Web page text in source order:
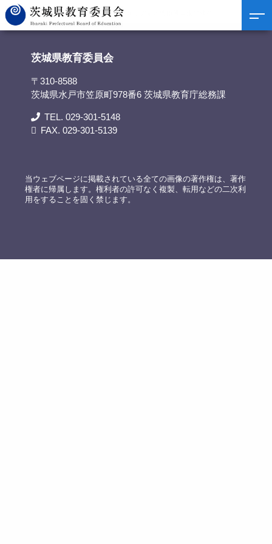
茨城県教育委員会>資料提供>朝鮮出兵に関する豊臣秀吉朱印状公開！
茨城県教育委員会
〒310-8588
茨城県水戸市笠原町978番6 茨城県教育庁総務課
TEL. 029-301-5148
FAX. 029-301-5139
当ウェブページに掲載されている全ての画像の著作権は、著作
権者に帰属します。権利者の許可なく複製、転用などの二次利
用をすることを固く禁じます。